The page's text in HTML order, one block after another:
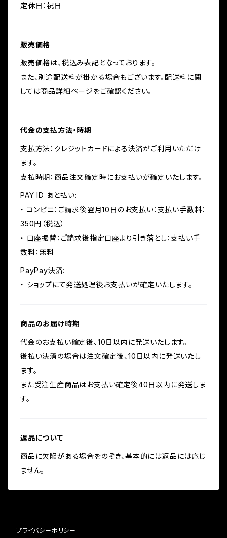
定休日：祝日
販売価格
販売価格は、税込み表記となっております。
また、別途配送料が掛かる場合もございます。配送料に関
しては商品詳細ページをご確認ください。
代金の支払方法・時期
支払方法：クレジットカードによる決済がご利用いただけ
ます。
支払時期：商品注文確定時にお支払いが確定いたします。
PAY ID あと払い:
・ コンビニ：ご請求後翌月10日のお支払い：支払い手数料：
350円（税込）
・ 口座振替：ご請求後指定口座より引き落とし：支払い手
数料：無料
PayPay決済:
・ ショップにて発送処理後お支払いが確定いたします。
商品のお届け時期
代金のお支払い確定後、10日以内に発送いたします。
後払い決済の場合は注文確定後、10日以内に発送いたし
ます。
また受注生産商品はお支払い確定後40日以内に発送しま
す。
返品について
商品に欠陥がある場合をのぞき、基本的には返品には応じ
ません。
プライバシーポリシー